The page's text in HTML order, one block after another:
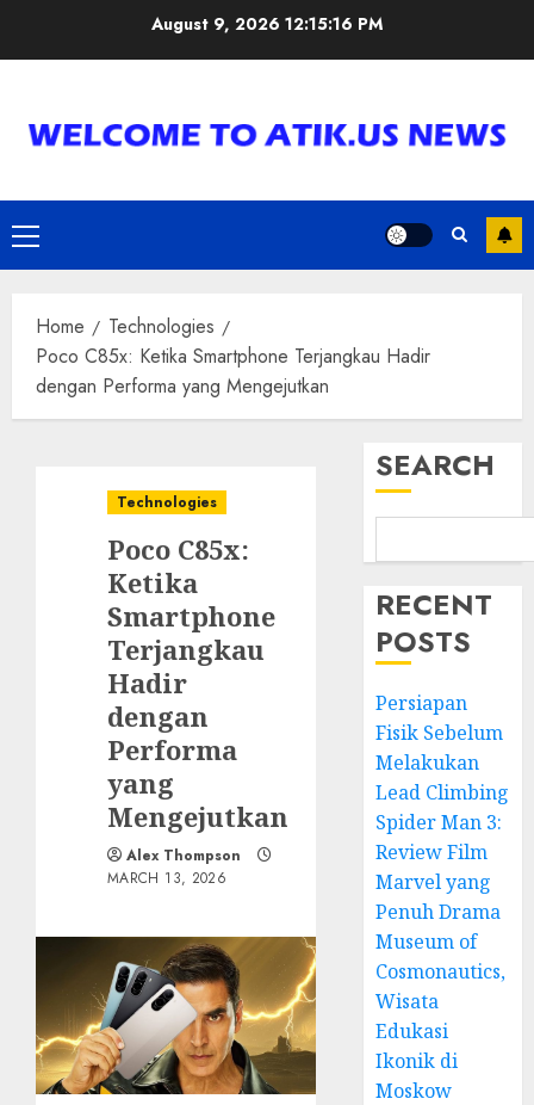
August 9, 202612:15:17 PM
Primary
Menu
Home
Technologies
Poco C85x: Ketika Smartphone Terjangkau Hadir
dengan Performa yang Mengejutkan
Technologies
Poco C85x:
Ketika
Smartphone
Terjangkau
Hadir
dengan
Performa
yang
Mengejutkan
Alex Thompson
MARCH 13, 2026
SEARCH
RECENT
POSTS
Persiapan
Fisik Sebelum
Melakukan
Lead Climbing
Spider Man 3:
Review Film
Marvel yang
Penuh Drama
Museum of
Cosmonautics,
Wisata
Edukasi
Ikonik di
Moskow